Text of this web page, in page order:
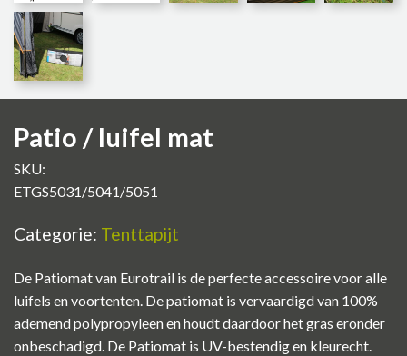
Patio / luifel mat
SKU:
ETGS5031/5041/5051
Categorie: Tenttapijt
De Patiomat van Eurotrail is de perfecte accessoire voor alle
luifels en voortenten. De patiomat is vervaardigd van 100%
ademend polypropyleen en houdt daardoor het gras eronder
onbeschadigd. De Patiomat is UV-bestendig en kleurecht.